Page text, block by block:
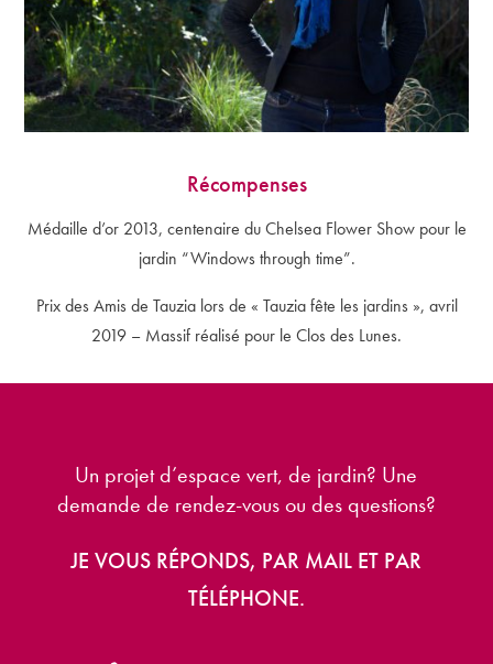
Récompenses
Médaille d’or 2013, centenaire du Chelsea Flower Show pour le
jardin “Windows through time”.
Prix des Amis de Tauzia lors de « Tauzia fête les jardins », avril
2019 – Massif réalisé pour le Clos des Lunes.
Un projet d’espace vert, de jardin? Une
demande de rendez-vous ou des questions?
JE VOUS RÉPONDS, PAR MAIL ET PAR
TÉLÉPHONE.